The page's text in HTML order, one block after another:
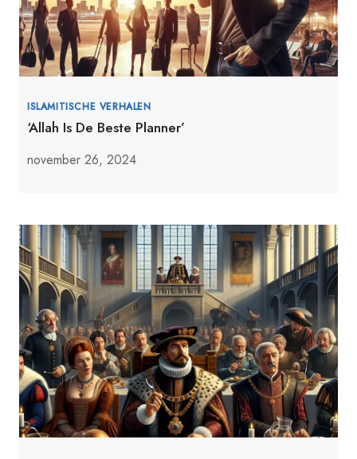
ISLAMITISCHE VERHALEN
‘Allah Is De Beste Planner’
november 26, 2024